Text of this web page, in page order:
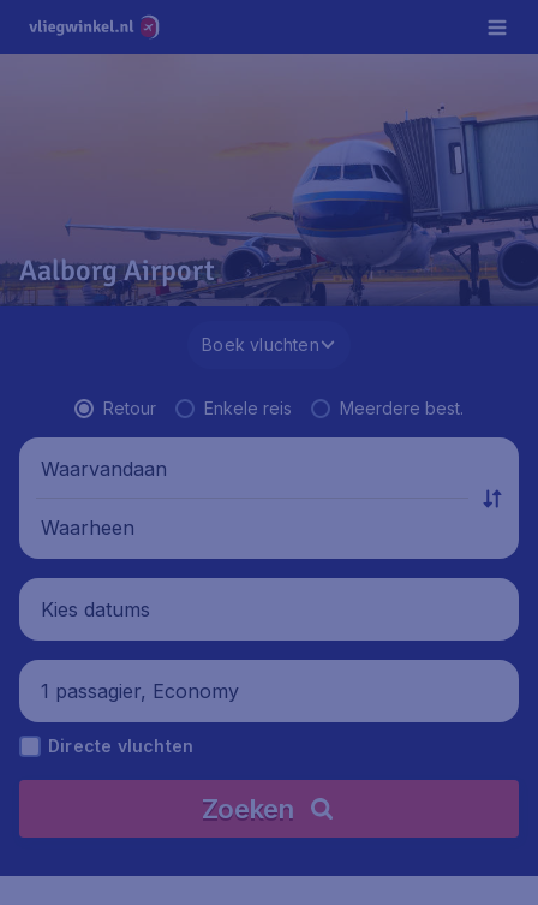
Aalborg Airport
Boek vluchten
Retour Enkele reis Meerdere best.
Waarvandaan
Waarheen
Kies datums
1 passagier, Economy
Directe vluchten
Zoeken